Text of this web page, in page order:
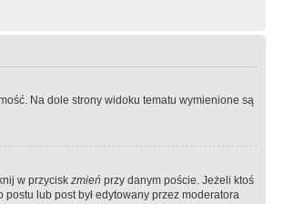
Na dole strony widoku tematu wymienione są
w przycisk zmień przy danym poście. Jeżeli ktoś
lub post był edytowany przez moderatora